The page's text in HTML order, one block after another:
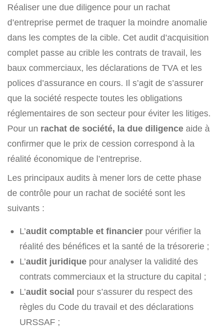
Réaliser une due diligence pour un rachat
d’entreprise permet de traquer la moindre anomalie
dans les comptes de la cible. Cet audit d’acquisition
complet passe au crible les contrats de travail, les
baux commerciaux, les déclarations de TVA et les
polices d’assurance en cours. Il s’agit de s’assurer
que la société respecte toutes les obligations
réglementaires de son secteur pour éviter les litiges.
Pour un rachat de société, la due diligence aide à
confirmer que le prix de cession correspond à la
réalité économique de l’entreprise.
Les principaux audits à mener lors de cette phase
de contrôle pour un rachat de société sont les
suivants :
L’audit comptable et financier pour vérifier la
réalité des bénéfices et la santé de la trésorerie ;
L’audit juridique pour analyser la validité des
contrats commerciaux et la structure du capital ;
L’audit social pour s’assurer du respect des
règles du Code du travail et des déclarations
URSSAF ;